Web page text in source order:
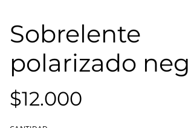
Sobrelente
polarizado
$12.000